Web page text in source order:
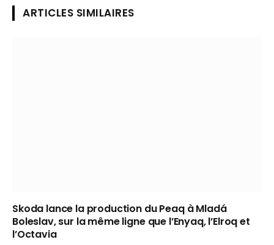
ARTICLES SIMILAIRES
Skoda lance la production du Peaq à Mladá
Boleslav, sur la même ligne que l’Enyaq, l’Elroq et
l’Octavia